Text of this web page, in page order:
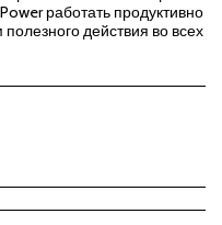
работать продуктивно
действия во всех